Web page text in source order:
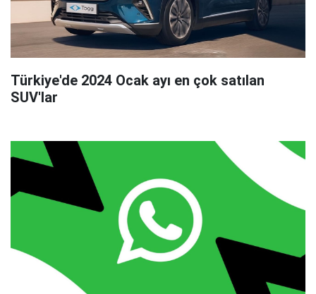
Türkiye'de 2024 Ocak ayı en çok satılan
SUV'lar